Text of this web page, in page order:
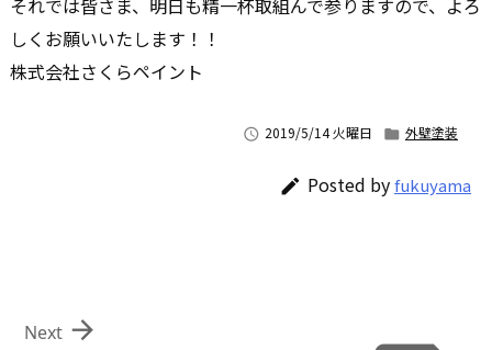
それでは皆さま、明日も精一杯取組んで参りますので、よろ
しくお願いいたします！！
株式会社さくらペイント
 2019/5/14 火曜日  外壁塗装
 Posted byfukuyama

Next